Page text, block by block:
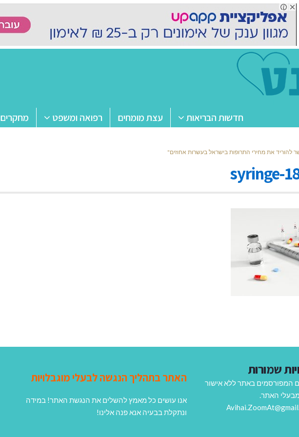
חדשות הבריאות עצת מומחים רפואה ומשפט מחקרים
להוריד את מחירי התרופות בישראל בעשרות אחוזים"
syringe-
שמורות
המפורסמים באתר ללא אישור
האתר.
האתר בתהליך הנגשה לבעלי מוגבלויות
אנו עושים כל מאמץ להשלים את הנגשת האתר! במידה
ונתקלת בבעיה אנא פנה אלינו!